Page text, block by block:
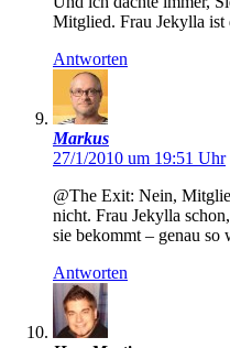
Mitglied. Frau Jekylla ist
Antworten
Markus
27/1/2010 um 19:51 Uhr
@The Exit: Nein,
nicht. Frau Jekylla
sie bekommt – genau
Antworten